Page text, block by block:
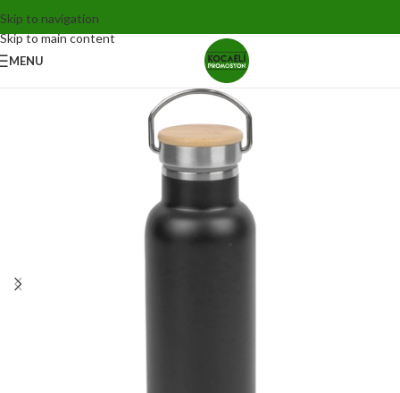
Skip to navigation
Skip to main content
MENU